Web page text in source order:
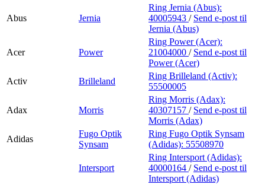
Abus Jernia
Ring Jernia (Abus):
40005943 / Send e-post til
Jernia (Abus)
Acer Power
Ring Power (Acer):
21004000 / Send e-post til
Power (Acer)
Activ
Brilleland
Ring Brilleland (Activ):
55500005
Adax Morris
Ring Morris (Adax):
40307157 / Send e-post til
Morris (Adax)
Adidas
Fugo Optik
Synsam
Ring Fugo Optik Synsam
(Adidas): 55508970
Intersport
Ring Intersport (Adidas):
40000164 / Send e-post til
Intersport (Adidas)